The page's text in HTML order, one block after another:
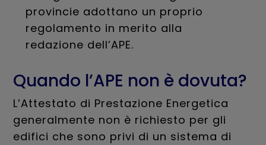
provincie adottano un proprio
regolamento in merito alla
redazione dell’APE.
Quando l’APE non è dovuta?
L’Attestato di Prestazione Energetica
generalmente non è richiesto per gli
edifici che sono privi di un sistema di